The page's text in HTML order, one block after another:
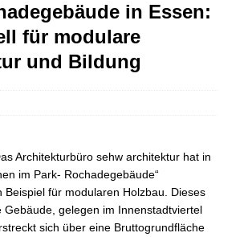
in Essen:
für modulare
und Bildung
Architekturbüro sehw architektur hat in
im Park- Rochadegebäude“
Beispiel für modularen Holzbau. Dieses
Gebäude, gelegen im Innenstadtviertel
sich über eine Bruttogrundfläche